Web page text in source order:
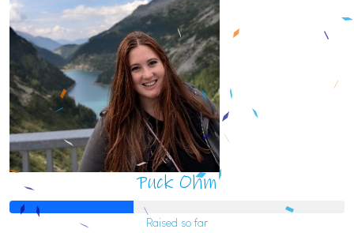
Puck Ohm
Raised so far